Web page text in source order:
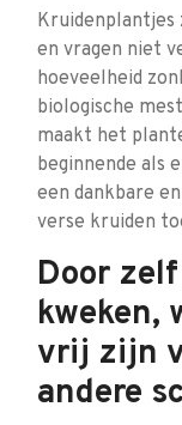
Kruidenplantjes
en vragen niet
hoeveelheid
biologische
maakt het
beginnende als
een dankbare
verse kruiden
Door
kweken,
vrij zijn
andere